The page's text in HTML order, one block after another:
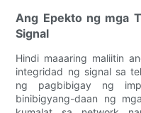
Ang Epekto ng mga
Signal
Hindi maaaring maliitin
integridad ng signal sa
ng pagbibigay ng
binibigyang-daan ng